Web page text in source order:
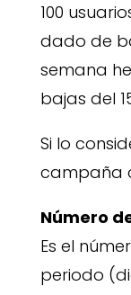
100
dado de
semana
bajas del
Si lo
campaña
Número
Es el
periodo